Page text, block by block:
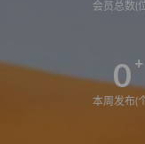
会员总数(
0
本周发布(